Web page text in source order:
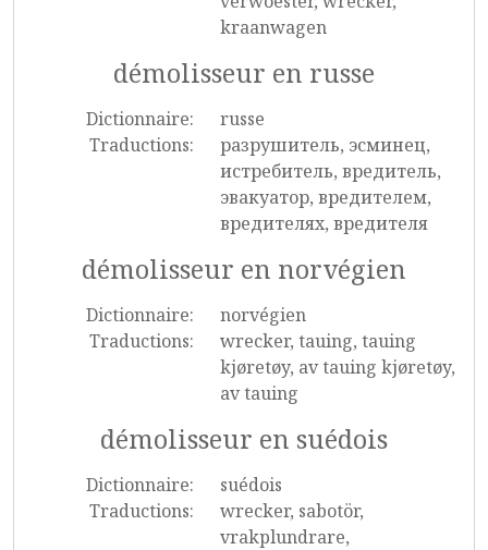
kraanwagen
démolisseur en russe
Dictionnaire:
russe
Traductions:
разрушитель, эсминец,
истребитель, вредитель,
эвакуатор, вредителем,
вредителях, вредителя
démolisseur en norvégien
Dictionnaire:
norvégien
Traductions:
wrecker, tauing, tauing
kjøretøy, av tauing kjøretøy,
av tauing
démolisseur en suédois
Dictionnaire:
suédois
Traductions:
wrecker, sabotör,
vrakplundrare,